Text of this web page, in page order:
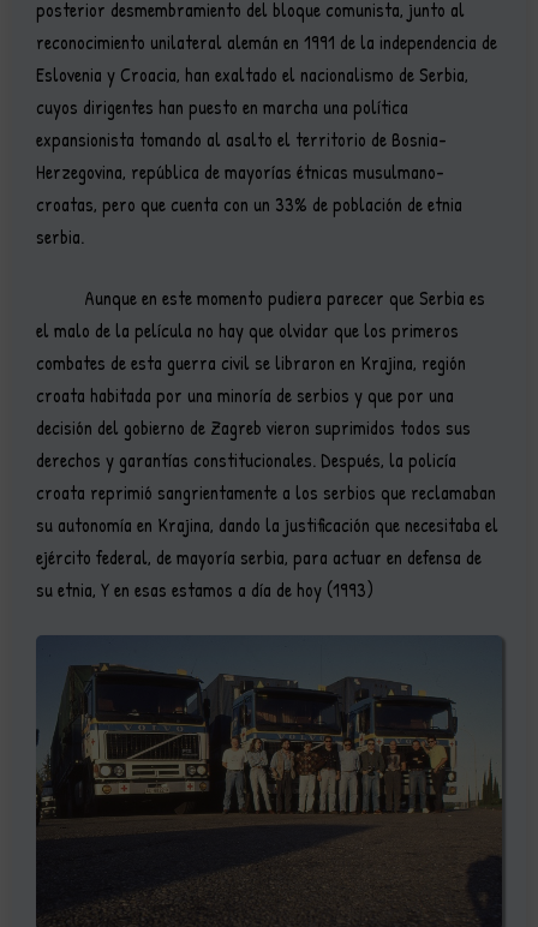
posterior desmembramiento del bloque comunista, junto al
reconocimiento unilateral alemán en 1991 de la independencia de
Eslovenia y Croacia, han exaltado el nacionalismo de Serbia,
cuyos dirigentes han puesto en marcha una política
expansionista tomando al asalto el territorio de Bosnia-
Herzegovina, república de mayorías étnicas musulmano-
croatas, pero que cuenta con un 33% de población de etnia
serbia.
Aunque en este momento pudiera parecer que Serbia es
el malo de la película no hay que olvidar que los primeros
combates de esta guerra civil se libraron en Krajina, región
croata habitada por una minoría de serbios y que por una
decisión del gobierno de Zagreb vieron suprimidos todos sus
derechos y garantías constitucionales. Después, la policía
croata reprimió sangrientamente a los serbios que reclamaban
su autonomía en Krajina, dando la justificación que necesitaba el
ejército federal, de mayoría serbia, para actuar en defensa de
su etnia, Y en esas estamos a día de hoy (1993)